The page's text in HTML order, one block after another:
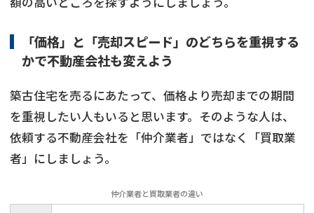
「価格」と「売却スピード」のどちらを重視する
かで不動産会社も変えよう
築古住宅を売るにあたって、価格より売却までの期間
を重視したい人もいると思います。そのような人は、
依頼する不動産会社を「仲介業者」ではなく「買取業
者」にしましょう。
仲介業者と買取業者の違い